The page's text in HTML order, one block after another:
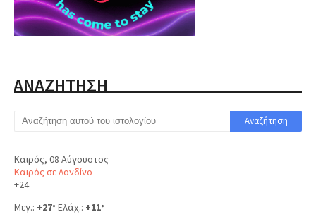
ΑΝΑΖΗΤΗΣΗ
Καιρός, 08 Αύγουστος
Καιρός σε Λονδίνο
+24
Μεγ.: +27° Ελάχ.: +11°